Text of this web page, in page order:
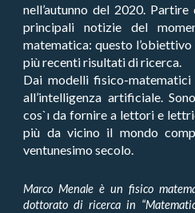
nell’autunno del 2020.
principali notizie del
matematica: questo
più recenti risultati di ricerca.
Dai modelli fisico-
all’intelligenza artificiale.
cos`ı da fornire a lettori e
più da vicino il mondo
ventunesimo secolo.
Marco Menale è un fisico
dottorato di ricerca in